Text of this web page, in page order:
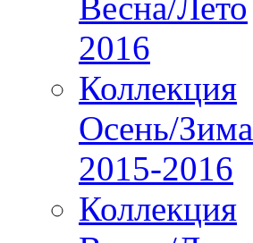
2016
Коллекция
Осень/Зима
2015-2016
Коллекция